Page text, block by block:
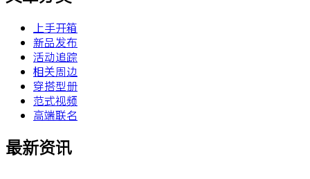
上手开箱
新品发布
活动追踪
相关周边
穿搭型册
范式视频
高端联名
最新资讯